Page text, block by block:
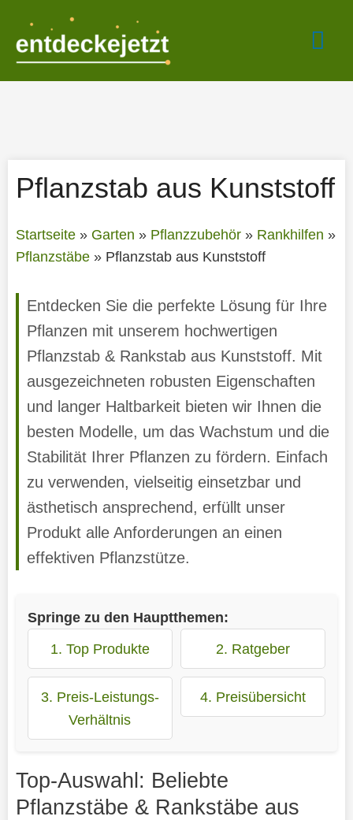
springen
Pflanzstab aus Kunststoff
Startseite» Garten » Pflanzzubehör» Rankhilfen »
Pflanzstäbe» Pflanzstab aus Kunststoff
Entdecken Sie die perfekte Lösung für Ihre
Pflanzen mit unserem hochwertigen
Pflanzstab & Rankstab aus Kunststoff. Mit
ausgezeichneten robusten Eigenschaften
und langer Haltbarkeit bieten wir Ihnen die
besten Modelle, um das Wachstum und die
Stabilität Ihrer Pflanzen zu fördern. Einfach
zu verwenden, vielseitig einsetzbar und
ästhetisch ansprechend, erfüllt unser
Produkt alle Anforderungen an einen
effektiven Pflanzstütze.
Springe zu den Hauptthemen:
1. Top Produkte
2. Ratgeber
3. Preis-Leistungs-
Verhältnis
4. Preisübersicht
Top-Auswahl: Beliebte
Pflanzstäbe & Rankstäbe aus